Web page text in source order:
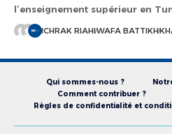
l’enseignement supérieur en
ICHRAK RIAHIWAFA BATTIKH
Qui sommes-nous ?
Comment contribuer ?
Règles de confidentialité et